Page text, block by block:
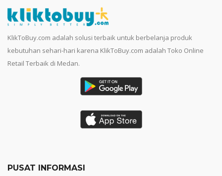
KlikToBuy.com adalah solusi terbaik untuk berbelanja produk
kebutuhan sehari-hari karena KlikToBuy.com adalah Toko Online
Retail Terbaik di Medan.
PUSAT INFORMASI